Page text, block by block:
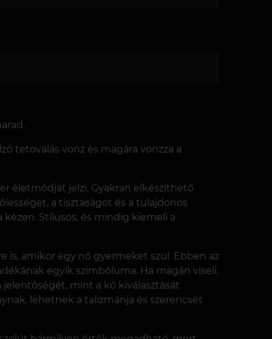
tetoválás vonz és magára vonzza a
életmódját jelzi. Gyakran elkészíthető
a tisztaságot és a tulajdonos
Stílusos, és mindig kiemeli a
is, amikor egy nő gyermeket szül. Ebben az
egyik szimbóluma. Ha magán viseli,
mint a kő kiválasztását
lehetnek a talizmánja és szerencsét